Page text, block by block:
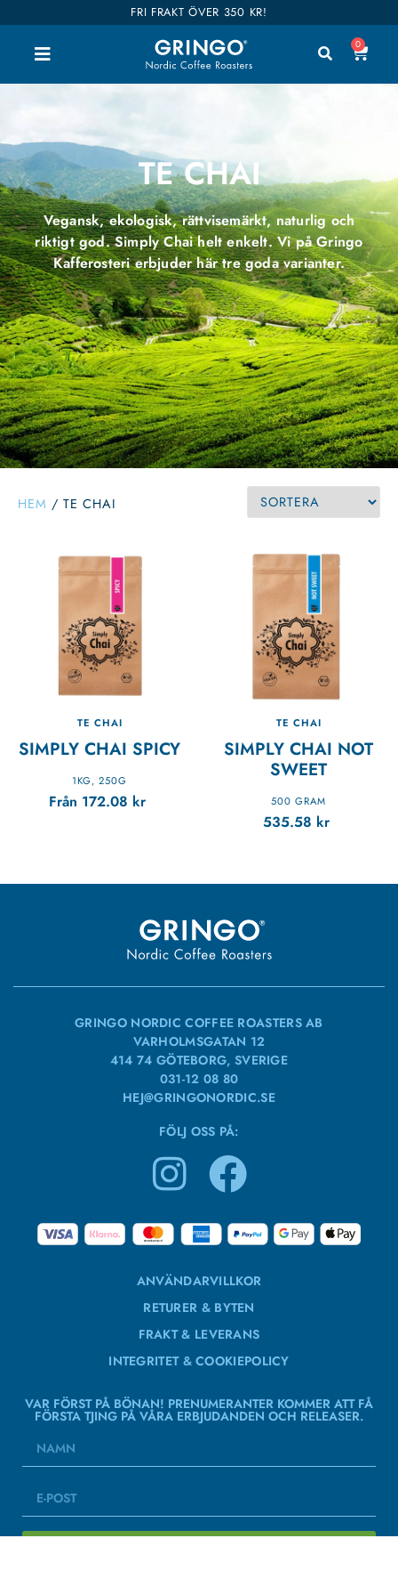
FRI FRAKT ÖVER 350 KR!
0
TE CHAI
Vegansk, ekologisk, rättvisemärkt, naturlig och
riktigt god. Simply Chai helt enkelt. Vi på Gringo
Kafferosteri erbjuder här tre goda varianter.
HEM / TE CHAI
TE CHAI
SIMPLY CHAI SPICY
1KG , 250G
Från 172.08 kr
TE CHAI
SIMPLY CHAI NOT
SWEET
500 GRAM
535.58 kr
GRINGO NORDIC COFFEE ROASTERS AB
VARHOLMSGATAN 12
414 74 GÖTEBORG, SVERIGE
031-12 08 80
HEJ@GRINGONORDIC.SE
FÖLJ OSS PÅ:
ANVÄNDARVILLKOR
RETURER & BYTEN
FRAKT & LEVERANS
INTEGRITET & COOKIEPOLICY
VAR FÖRST PÅ BÖNAN! PRENUMERANTER KOMMER ATT FÅ
FÖRSTA TJING PÅ VÅRA ERBJUDANDEN OCH RELEASER.